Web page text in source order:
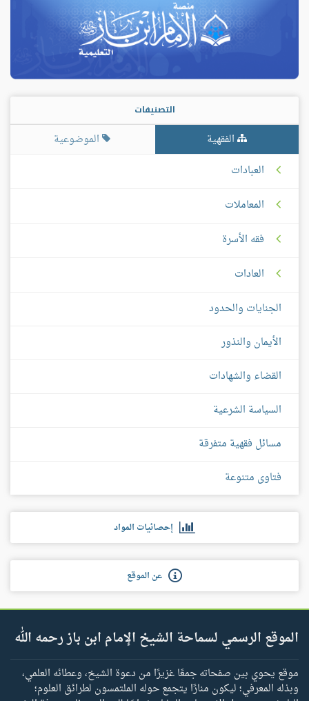
التصنيفات
الفقهية
الموضوعية
العبادات
المعاملات
فقه الأسرة
العادات
الجنايات والحدود
الأيمان والنذور
القضاء والشهادات
السياسة الشرعية
مسائل فقهية متفرقة
فتاوى متنوعة
إحصائيات المواد
عن الموقع
الموقع الرسمي لسماحة الشيخ الإمام ابن باز رحمه الله
موقع يحوي بين صفحاته جمعًا غزيرًا من دعوة الشيخ، وعطائه العلمي،
وبذله المعرفي؛ ليكون منارًا يتجمع حوله الملتمسون لطرائق العلوم؛